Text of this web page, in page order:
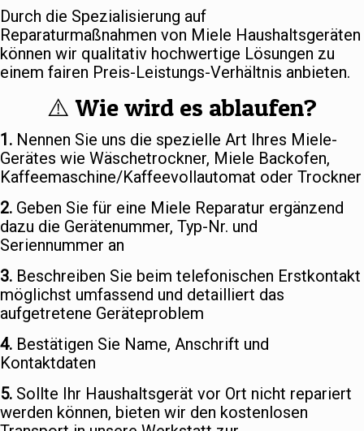
Durch die Spezialisierung auf
Reparaturmaßnahmen von Miele Haushaltsgeräten
können wir qualitativ hochwertige Lösungen zu
einem fairen Preis-Leistungs-Verhältnis anbieten.
⚠️ Wie wird es ablaufen?
1. Nennen Sie uns die spezielle Art Ihres Miele-
Gerätes wie Wäschetrockner, Miele Backofen,
Kaffeemaschine/Kaffeevollautomat oder Trockner
2. Geben Sie für eine Miele Reparatur ergänzend
dazu die Gerätenummer, Typ-Nr. und
Seriennummer an
3. Beschreiben Sie beim telefonischen Erstkontakt
möglichst umfassend und detailliert das
aufgetretene Geräteproblem
4. Bestätigen Sie Name, Anschrift und
Kontaktdaten
5. Sollte Ihr Haushaltsgerät vor Ort nicht repariert
werden können, bieten wir den kostenlosen